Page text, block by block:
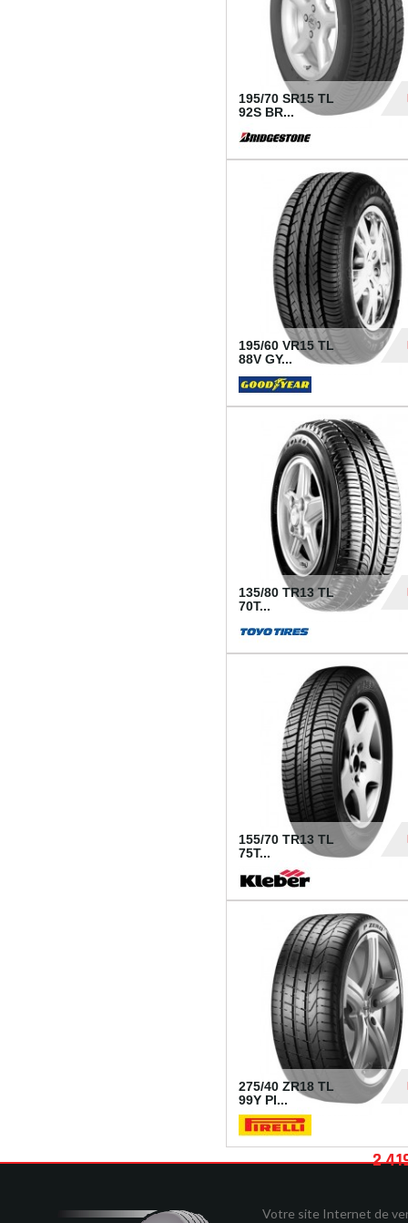
195/70 SR15 TL
92S BR...
195/60 VR15 TL
88V GY...
135/80 TR13 TL
70T...
155/70 TR13 TL
75T...
275/40 ZR18 TL
99Y PI...
2
Votre site Internet de